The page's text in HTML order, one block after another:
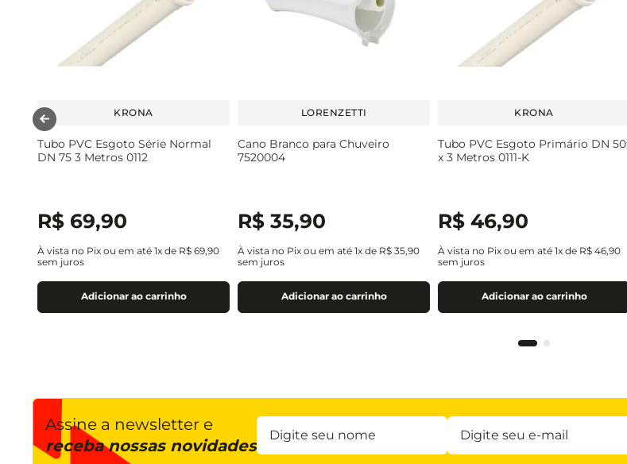
KRONA
Tubo PVC Esgoto Série Normal
DN 75 3 Metros 0112
R$ 69,90
À vista no Pix ou em até 1x de R$ 69,90
sem juros
Adicionar ao carrinho
LORENZETTI
Cano Branco para Chuveiro
7520004
R$ 35,90
À vista no Pix ou em até 1x de R$ 35,90
sem juros
Adicionar ao carrinho
KRONA
Tubo PVC Esgoto Primário DN 50
x 3 Metros 0111-K
R$ 46,90
À vista no Pix ou em até 1x de R$ 46,90
sem juros
Adicionar ao carrinho
Assine a newsletter e
receba nossas novidades